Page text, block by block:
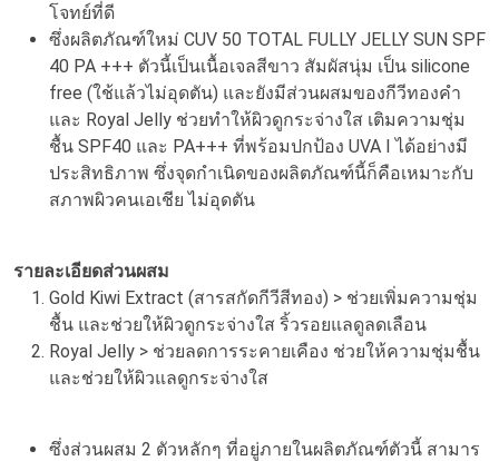
โจทย์ที่ดี
ซึ่งผลิตภัณฑ์ใหม่ CUV 50 TOTAL FULLY JELLY SUN SPF
40 PA +++ ตัวนี้เป็นเนื้อเจลสีขาว สัมผัสนุ่ม เป็น silicone
free (ใช้แล้วไม่อุดตัน) และยังมีส่วนผสมของกีวีทองคำ
และ Royal Jelly ช่วยทำให้ผิวดูกระจ่างใส เติมความชุ่ม
ชื้น SPF40 และ PA+++ ที่พร้อมปกป้อง UVA I ได้อย่างมี
ประสิทธิภาพ ซึ่งจุดกำเนิดของผลิตภัณฑ์นี้ก็คือเหมาะกับ
สภาพผิวคนเอเชีย ไม่อุดตัน
รายละเอียดส่วนผสม
Gold Kiwi Extract (สารสกัดกีวีสีทอง) > ช่วยเพิ่มความชุ่ม
ชื้น และช่วยให้ผิวดูกระจ่างใส ริ้วรอยแลดูลดเลือน
Royal Jelly > ช่วยลดการระคายเคือง ช่วยให้ความชุ่มชื้น
และช่วยให้ผิวแลดูกระจ่างใส
ซึ่งส่วนผสม 2 ตัวหลักๆ ที่อยู่ภายในผลิตภัณฑ์ตัวนี้ สามาร